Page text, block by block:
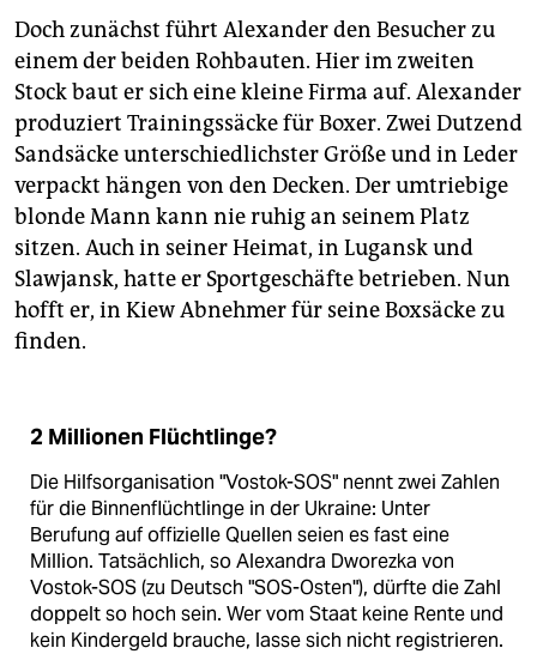
Doch zunächst führt Alexander den Besucher zu
einem der beiden Rohbauten. Hier im zweiten
Stock baut er sich eine kleine Firma auf. Alexander
produziert Trainingssäcke für Boxer. Zwei Dutzend
Sandsäcke unterschiedlichster Größe und in Leder
verpackt hängen von den Decken. Der umtriebige
blonde Mann kann nie ruhig an seinem Platz
sitzen. Auch in seiner Heimat, in Lugansk und
Slawjansk, hatte er Sportgeschäfte betrieben. Nun
hofft er, in Kiew Abnehmer für seine Boxsäcke zu
finden.
2 Millionen Flüchtlinge?
Die Hilfsorganisation "Vostok-SOS" nennt zwei Zahlen
für die Binnenflüchtlinge in der Ukraine: Unter
Berufung auf offizielle Quellen seien es fast eine
Million. Tatsächlich, so Alexandra Dworezka von
Vostok-SOS (zu Deutsch "SOS-Osten"), dürfte die Zahl
doppelt so hoch sein. Wer vom Staat keine Rente und
kein Kindergeld brauche, lasse sich nicht registrieren.